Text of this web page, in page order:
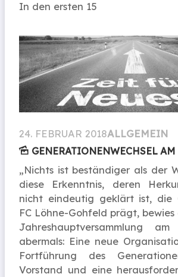
In den ersten 15
24. FEBRUAR 2018ALLGEMEIN
GENERATIONEN­WECHSEL
„Nichts ist beständiger als der
diese Erkenntnis, deren
nicht eindeutig geklärt ist, die
FC Löhne-Gohfeld prägt,
Jahreshauptversammlung
abermals: Eine neue
Fortführung des
Vorstand und eine